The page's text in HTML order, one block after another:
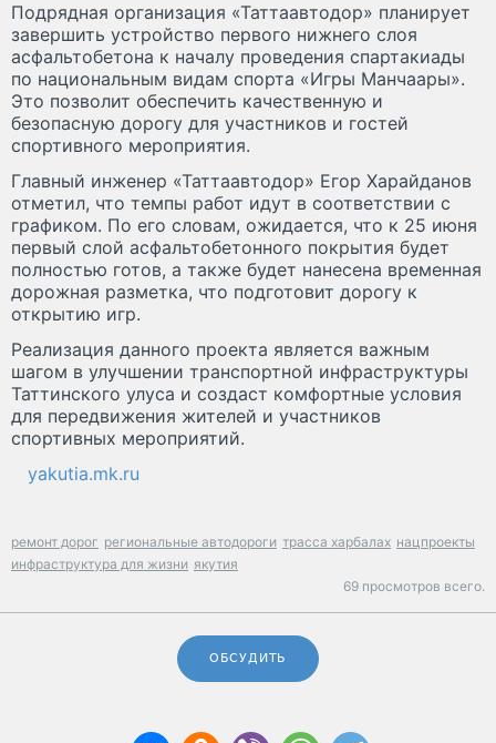
Подрядная организация «Таттаавтодор» планирует
завершить устройство первого нижнего слоя
асфальтобетона к началу проведения спартакиады
по национальным видам спорта «Игры Манчаары».
Это позволит обеспечить качественную и
безопасную дорогу для участников и гостей
спортивного мероприятия.
Главный инженер «Таттаавтодор» Егор Харайданов
отметил, что темпы работ идут в соответствии с
графиком. По его словам, ожидается, что к 25 июня
первый слой асфальтобетонного покрытия будет
полностью готов, а также будет нанесена временная
дорожная разметка, что подготовит дорогу к
открытию игр.
Реализация данного проекта является важным
шагом в улучшении транспортной инфраструктуры
Таттинского улуса и создаст комфортные условия
для передвижения жителей и участников
спортивных мероприятий.
yakutia.mk.ru
ремонт дорог региональные автодороги трасса харбалах нацпроекты
инфраструктура для жизни якутия
69 просмотров всего.
ОБСУДИТЬ